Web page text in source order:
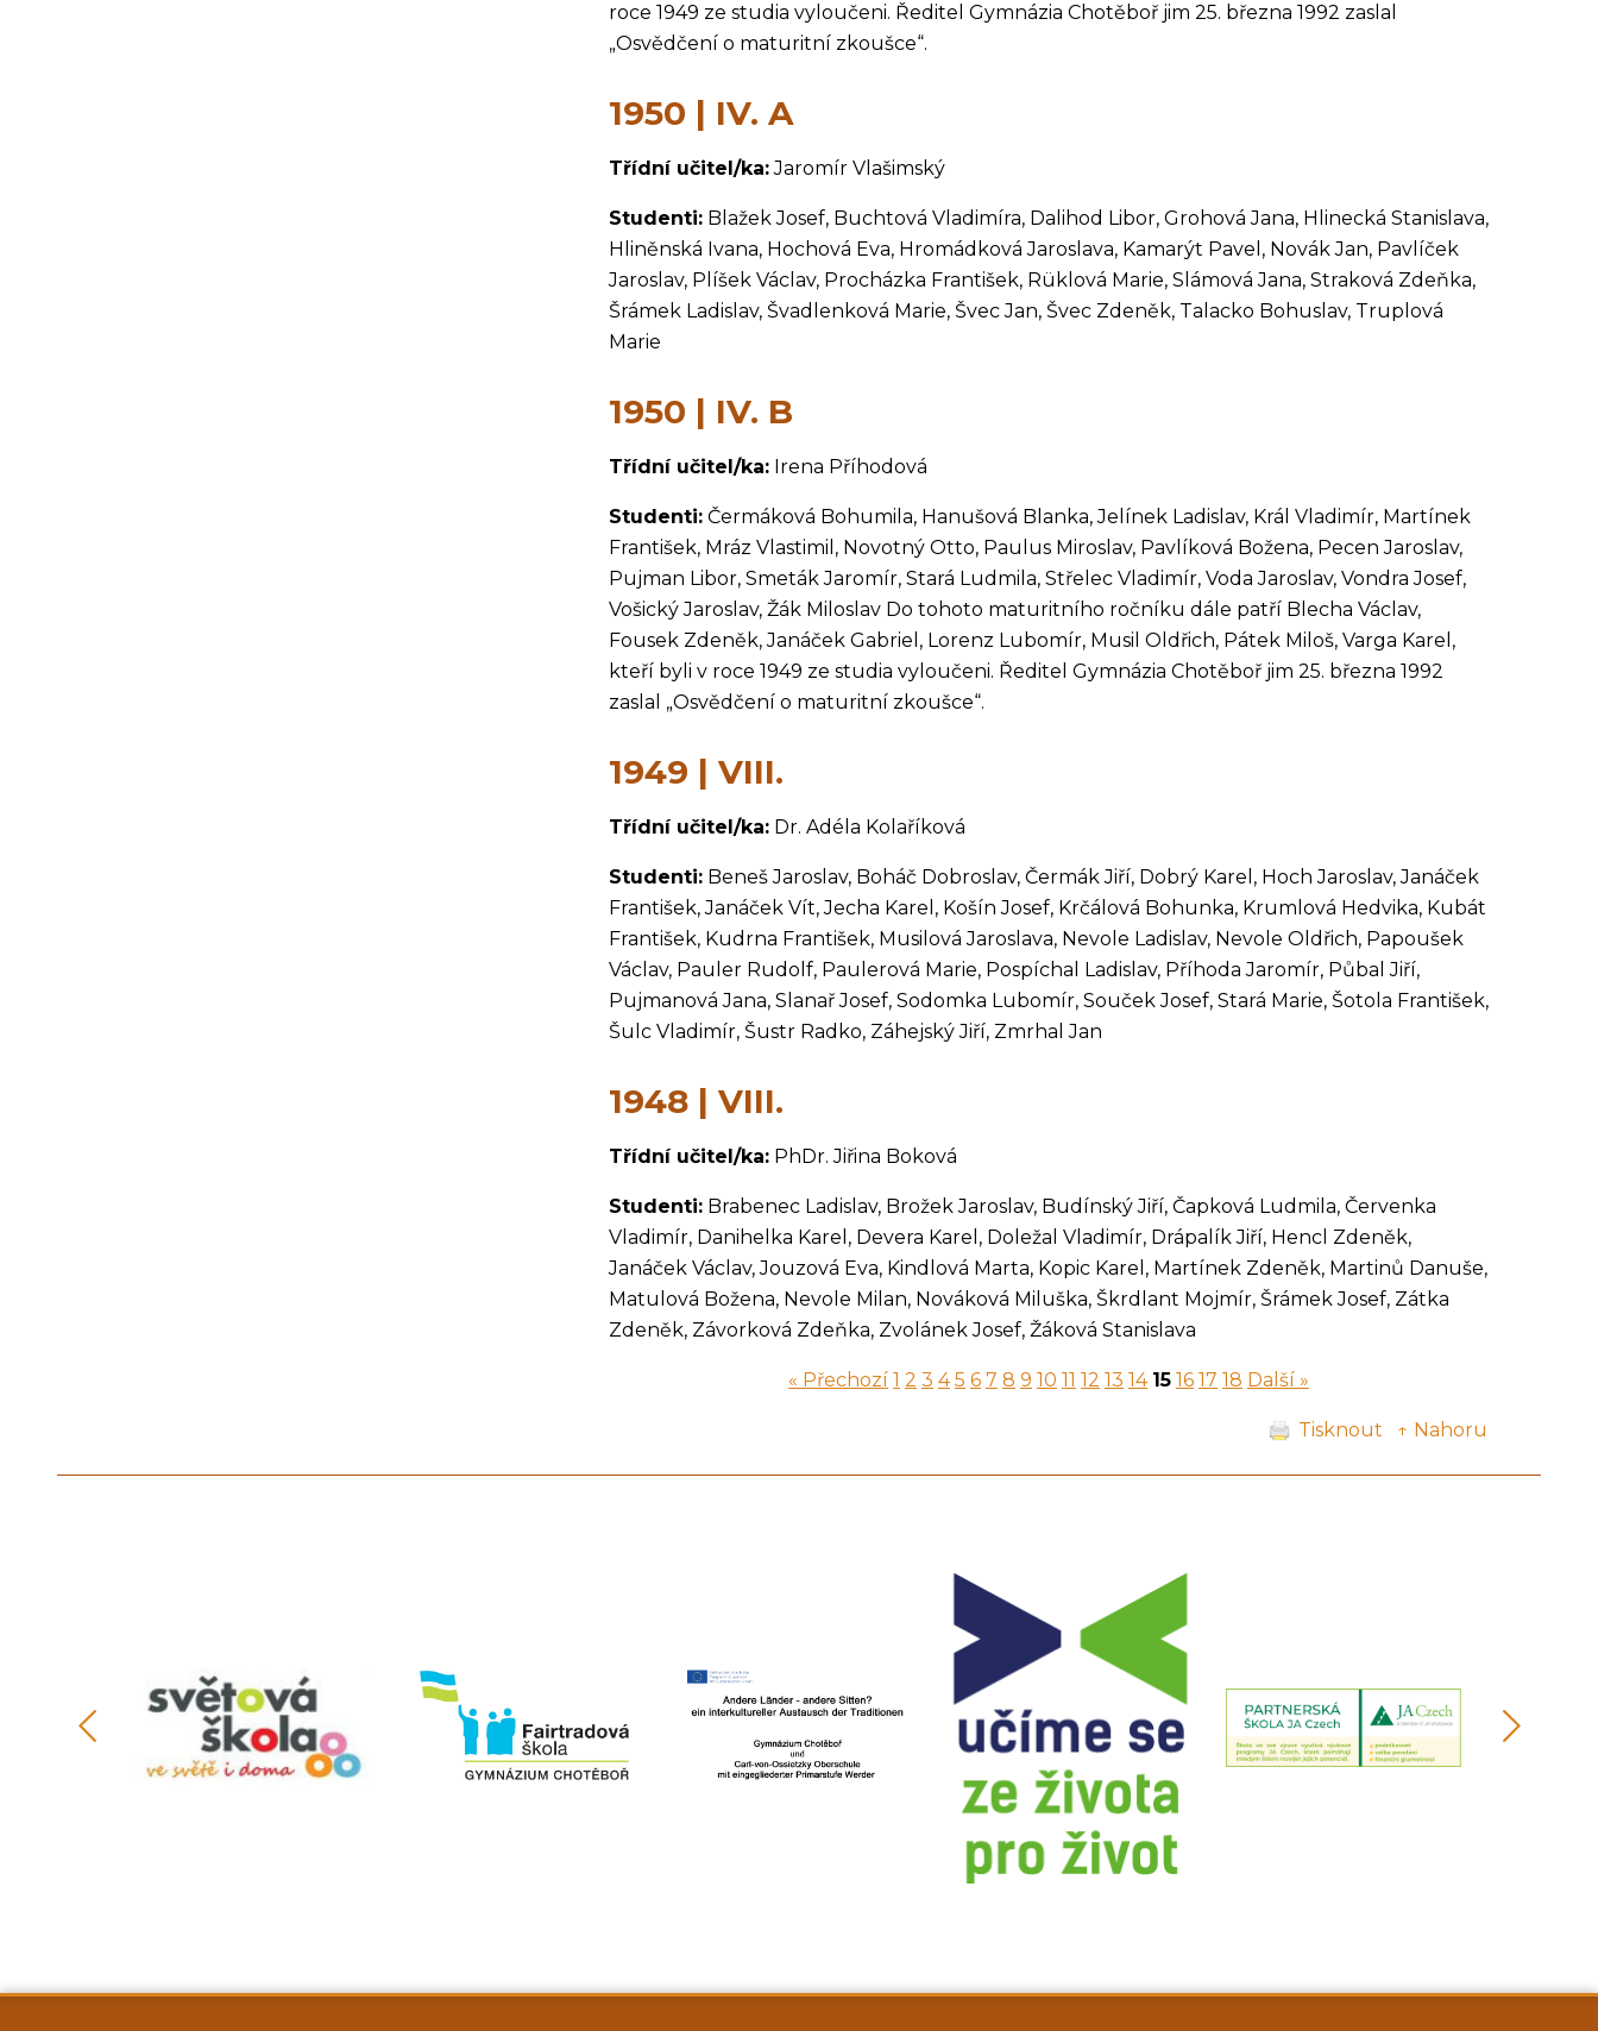
roce 1949 ze studia vyloučeni. Ředitel Gymnázia Chotěboř jim 25. března 1992 zaslal
„Osvědčení o maturitní zkoušce“.
1950 | IV. A
Třídní učitel/ka:Jaromír Vlašimský
Studenti: Blažek Josef, Buchtová Vladimíra, Dalihod Libor, Grohová Jana, Hlinecká Stanislava,
Hliněnská Ivana, Hochová Eva, Hromádková Jaroslava, Kamarýt Pavel, Novák Jan, Pavlíček
Jaroslav, Plíšek Václav, Procházka František, Rüklová Marie, Slámová Jana, Straková Zdeňka,
Šrámek Ladislav, Švadlenková Marie, Švec Jan, Švec Zdeněk, Talacko Bohuslav, Truplová
Marie
1950 | IV. B
Třídní učitel/ka: Irena Příhodová
Studenti: Čermáková Bohumila, Hanušová Blanka, Jelínek Ladislav, Král Vladimír, Martínek
František, Mráz Vlastimil, Novotný Otto, Paulus Miroslav, Pavlíková Božena, Pecen Jaroslav,
Pujman Libor, Smeták Jaromír, Stará Ludmila, Střelec Vladimír, Voda Jaroslav, Vondra Josef,
Vošický Jaroslav, Žák Miloslav Do tohoto maturitního ročníku dále patří Blecha Václav,
Fousek Zdeněk, Janáček Gabriel, Lorenz Lubomír, Musil Oldřich, Pátek Miloš, Varga Karel,
kteří byli v roce 1949 ze studia vyloučeni. Ředitel Gymnázia Chotěboř jim 25. března 1992
zaslal „Osvědčení o maturitní zkoušce“.
1949 | VIII.
Třídní učitel/ka: Dr. Adéla Kolaříková
Studenti: Beneš Jaroslav, Boháč Dobroslav, Čermák Jiří, Dobrý Karel, Hoch Jaroslav, Janáček
František, Janáček Vít, Jecha Karel, Košín Josef, Krčálová Bohunka, Krumlová Hedvika, Kubát
František, Kudrna František, Musilová Jaroslava, Nevole Ladislav, Nevole Oldřich, Papoušek
Václav, Pauler Rudolf, Paulerová Marie, Pospíchal Ladislav, Příhoda Jaromír, Půbal Jiří,
Pujmanová Jana, Slanař Josef, Sodomka Lubomír, Souček Josef, Stará Marie, Šotola František,
Šulc Vladimír, Šustr Radko, Záhejský Jiří, Zmrhal Jan
1948 | VIII.
Třídní učitel/ka: PhDr. Jiřina Boková
Studenti: Brabenec Ladislav, Brožek Jaroslav, Budínský Jiří, Čapková Ludmila, Červenka
Vladimír, Danihelka Karel, Devera Karel, Doležal Vladimír, Drápalík Jiří, Hencl Zdeněk,
Janáček Václav, Jouzová Eva, Kindlová Marta, Kopic Karel, Martínek Zdeněk, Martinů Danuše,
Matulová Božena, Nevole Milan, Nováková Miluška, Škrdlant Mojmír, Šrámek Josef, Zátka
Zdeněk, Závorková Zdeňka, Zvolánek Josef, Žáková Stanislava
« Přechozí 1 2 3 4 5 6 7 8 9 10 11 12 13 14 15 16 17 18 Další »
Tisknout ↑ Nahoru